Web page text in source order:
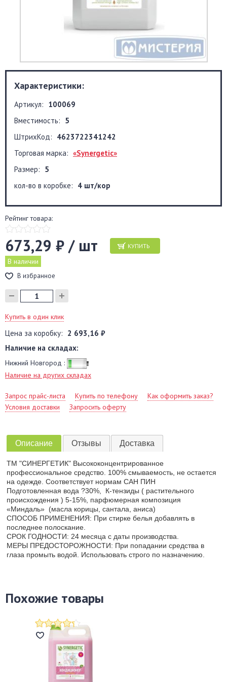
Характеристики:
Артикул: 100069
Вместимость: 5
ШтрихКод: 4623722341242
Торговая марка: «Synergetic»
Размер: 5
кол-во в коробке: 4 шт/кор
Рейтинг товара:
673,29 ₽ / шт КУПИТЬ
В наличии
В избранное
Купить в один клик
Цена за коробку: 2 693,16 ₽
Наличие на складах:
Нижний Новгород :
Наличие на других складах
Запрос прайс-листа Купить по телефону
Как оформить заказ?
Условия доставки
Запросить оферту
Описание Отзывы Доставка
ТМ "СИНЕРГЕТИК" Высококонцентрированное
профессиональное средство. 100% смываемость, не остается
на одежде. Соответствует нормам САН ПИН
Подготовленная вода ?30%, К-тензиды ( растительного
происхождения ) 5-15%, парфюмерная композиция
«Миндаль» (масла корицы, сантала, аниса)
СПОСОБ ПРИМЕНЕНИЯ: При стирке белья добавлять в
последнее полоскание.
СРОК ГОДНОСТИ: 24 месяца с даты производства.
МЕРЫ ПРЕДОСТОРОЖНОСТИ: При попадании средства в
глаза промыть водой. Использовать строго по назначению.
Похожие товары